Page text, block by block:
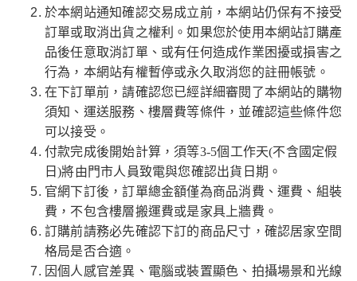
於本網站通知確認交易成立前，本網站仍保有不接受
訂單或取消出貨之權利。如果您於使用本網站訂購產
品後任意取消訂單、或有任何造成作業困擾或損害之
行為，本網站有權暫停或永久取消您的註冊帳號。
在下訂單前，請確認您已經詳細審閱了本網站的購物
須知、運送服務、樓層費等條件，並確認這些條件您
可以接受。
付款完成後開始計算，須等3-5個工作天(不含國定假
日)將由門市人員致電與您確認出貨日期。
官網下訂後，訂單總金額僅為商品消費、運費、組裝
費，不包含樓層搬運費或是家具上牆費。
訂購前請務必先確認下訂的商品尺寸，確認居家空間
格局是否合適。
因個人感官差異、電腦或裝置顯色、拍攝場景和光線